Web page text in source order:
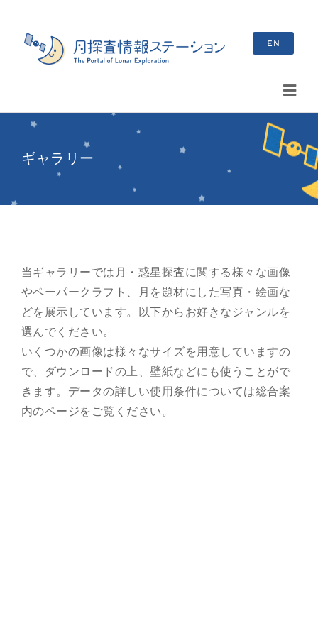
content
EN
イベント情報
ブログ
総合案内
月を知ろう
ギャラリー
当ギャラリーでは月・惑星探査に関する様々な画像
やペーパークラフト、月を題材にした写真・絵画な
どを展示しています。以下からお好きなジャンルを
選んでください。
いくつかの画像は様々なサイズを用意していますの
で、ダウンロードの上、壁紙などにも使うことがで
きます。データの詳しい使用条件については総合案
内のページをご覧ください。